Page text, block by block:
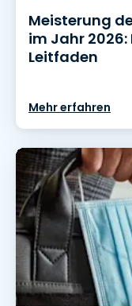
Meisterung
im Jahr
Leitfaden
Mehr erfahren